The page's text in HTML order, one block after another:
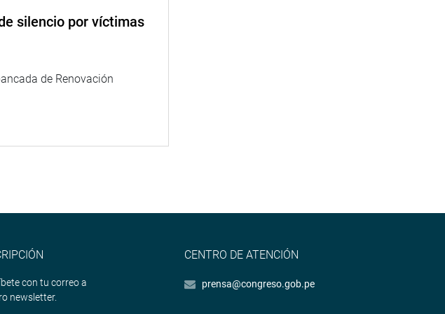
de la violencia
caen en las
a los niños, cuidando
Ancieta, quién
silencio por víctimas
de Renovación
con tu correo a
newsletter.
CENTRO DE ATENCIÓN
prensa@congreso.gob.pe